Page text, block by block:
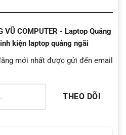
VŨ COMPUTER - Laptop Quảng
kiện laptop quảng ngãi
mới nhất được gửi đến email
THEO DÕI